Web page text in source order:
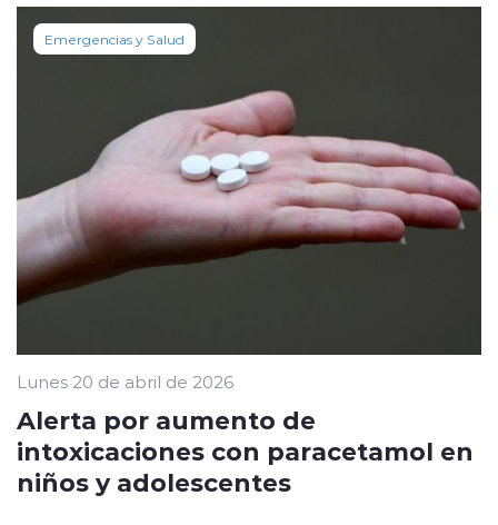
Emergencias y Salud
Lunes 20 de abril de 2026
Alerta por aumento de
intoxicaciones con paracetamol en
niños y adolescentes